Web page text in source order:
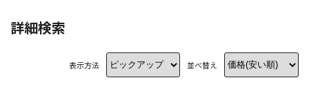
詳細検索
表示方法 並べ替え